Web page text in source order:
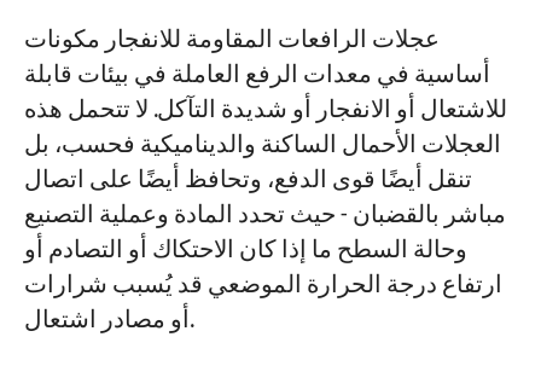
عجلات الرافعات المقاومة للانفجار مكونات
أساسية في معدات الرفع العاملة في بيئات قابلة
للاشتعال أو الانفجار أو شديدة التآكل. لا تتحمل هذه
العجلات الأحمال الساكنة والديناميكية فحسب، بل
تنقل أيضًا قوى الدفع، وتحافظ أيضًا على اتصال
مباشر بالقضبان - حيث تحدد المادة وعملية التصنيع
وحالة السطح ما إذا كان الاحتكاك أو التصادم أو
ارتفاع درجة الحرارة الموضعي قد يُسبب شرارات
أو مصادر اشتعال.